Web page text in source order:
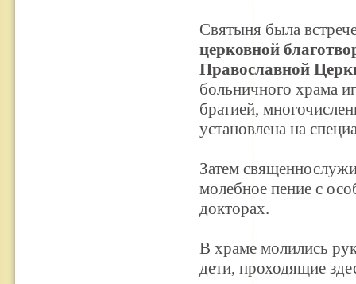
Святыня была
церковной
Православной
больничного храма
братией,
установлена на
Затем
молебное пение с
докторах.
В храме молились
дети, проходящие